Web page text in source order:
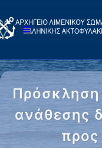
ανάθεσης
προς